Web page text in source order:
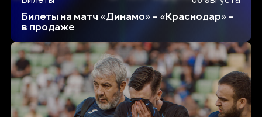
Билеты на матч «Динамо» – «Краснодар» –
в продаже